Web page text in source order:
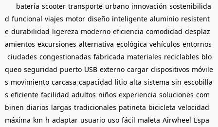
batería scooter transporte urbano innovación sostenibilida
d funcional viajes motor diseño inteligente aluminio resistent
e durabilidad ligereza moderno eficiencia comodidad desplaz
amientos excursiones alternativa ecológica vehículos entornos
ciudades congestionadas fabricada materiales reciclables blo
queo seguridad puerto USB externo cargar dispositivos móvile
s movimiento carcasa capacidad litio alta sistema sin escobilla
s eficiente facilidad adultos niños experiencia soluciones com
binen diarios largas tradicionales patineta bicicleta velocidad
máxima km h adaptar usuario uso fácil maleta Airwheel Espa